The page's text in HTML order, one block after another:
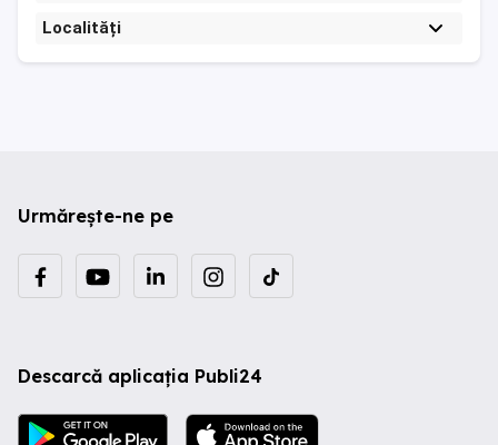
Localități
Urmărește-ne pe
Descarcă aplicația Publi24